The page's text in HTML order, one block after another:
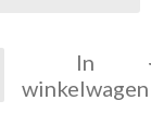
In
winkelwagen